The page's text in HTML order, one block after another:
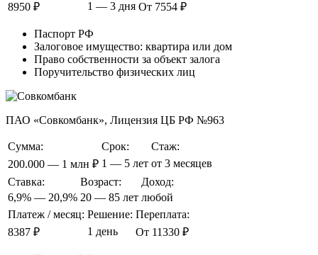
8950 ₽ 1 — 3 дня От 7554 ₽
Паспорт РФ
Залоговое имущество: квартира или дом
Право собственности за объект залога
Поручительство физических лиц
ПАО «Совкомбанк», Лицензия ЦБ РФ №963
Сумма: Срок:
Стаж:
200.000 — 1 млн ₽ 1 — 5 лет от 3 месяцев
Ставка:
Возраст:
Доход:
6,9% — 20,9% 20 — 85 лет любой
Платеж / месяц: Решение: Переплата:
8387 ₽
1 день От 11330 ₽